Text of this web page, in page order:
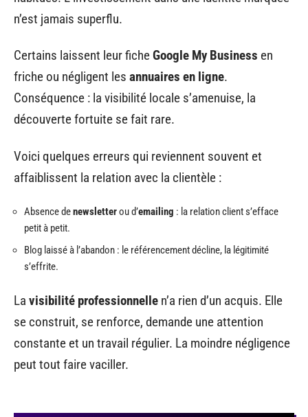
n’est jamais superflu.
Certains laissent leur ficheGoogle My Business en
friche ou négligent les annuaires en ligne.
Conséquence : la visibilité locale s’amenuise, la
découverte fortuite se fait rare.
Voici quelques erreurs qui reviennent souvent et
affaiblissent la relation avec la clientèle :
Absence denewsletterou d’emailing : la relation client s’efface
petit à petit.
Blog laissé à l’abandon : le référencement décline, la légitimité
s’effrite.
La visibilité professionnelle n’a rien d’un acquis. Elle
se construit, se renforce, demande une attention
constante et un travail régulier. La moindre négligence
peut tout faire vaciller.